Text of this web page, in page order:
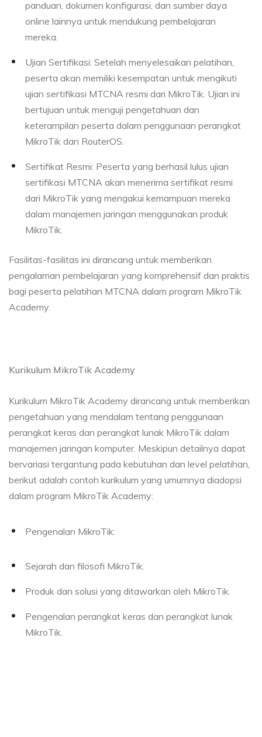
panduan, dokumen konfigurasi, dan sumber daya
online lainnya untuk mendukung pembelajaran
mereka.
Ujian Sertifikasi: Setelah menyelesaikan pelatihan,
peserta akan memiliki kesempatan untuk mengikuti
ujian sertifikasi MTCNA resmi dari MikroTik. Ujian ini
bertujuan untuk menguji pengetahuan dan
keterampilan peserta dalam penggunaan perangkat
MikroTik dan RouterOS.
Sertifikat Resmi: Peserta yang berhasil lulus ujian
sertifikasi MTCNA akan menerima sertifikat resmi
dari MikroTik yang mengakui kemampuan mereka
dalam manajemen jaringan menggunakan produk
MikroTik.
Fasilitas-fasilitas ini dirancang untuk memberikan
pengalaman pembelajaran yang komprehensif dan praktis
bagi peserta pelatihan MTCNA dalam program MikroTik
Academy.
Kurikulum MikroTik Academy
Kurikulum MikroTik Academy dirancang untuk memberikan
pengetahuan yang mendalam tentang penggunaan
perangkat keras dan perangkat lunak MikroTik dalam
manajemen jaringan komputer. Meskipun detailnya dapat
bervariasi tergantung pada kebutuhan dan level pelatihan,
berikut adalah contoh kurikulum yang umumnya diadopsi
dalam program MikroTik Academy:
Pengenalan MikroTik:
Sejarah dan filosofi MikroTik.
Produk dan solusi yang ditawarkan oleh MikroTik.
Pengenalan perangkat keras dan perangkat lunak
MikroTik.